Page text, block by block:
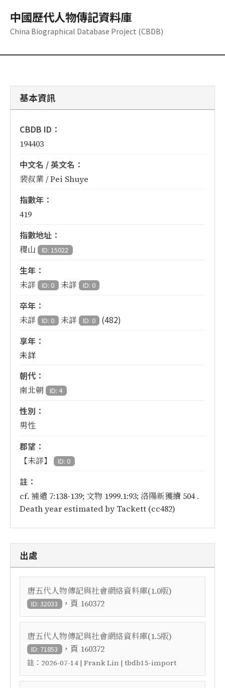
中國歷代人物傳記資料庫
China Biographical Database Project (CBDB)
基本資訊
CBDB ID：
194403
中文名 / 英文名：
裴叔業 / Pei Shuye
指數年：
419
指數地址：
稷山 ID: 15022
生年：
未詳 ID: 0 未詳 ID: 0
卒年：
未詳 ID: 0 未詳 ID: 0
(482)
享年：
未詳
朝代：
南北朝 ID: 4
性別：
男性
郡望：
【未詳】 ID: 0
註：
cf. 補遺 7:138-139; 文物 1999.1:93; 洛陽新獲續 504 .
Death year estimated by Tackett (cc482)
出處
唐五代人物傳記與社會網絡資料庫(1.0版)
ID: 32033 ，頁 160372
唐五代人物傳記與社會網絡資料庫(1.5版)
ID: 71853 ，頁 160372
註： 2026-07-14 | Frank Lin | tbdb15-import